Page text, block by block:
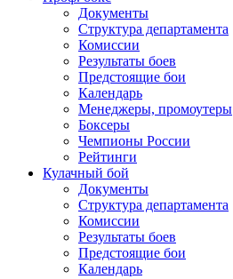
Документы
Структура департамента
Комиссии
Результаты боев
Предстоящие бои
Календарь
Менеджеры, промоутеры
Боксеры
Чемпионы России
Рейтинги
Кулачный бой
Документы
Структура департамента
Комиссии
Результаты боев
Предстоящие бои
Календарь